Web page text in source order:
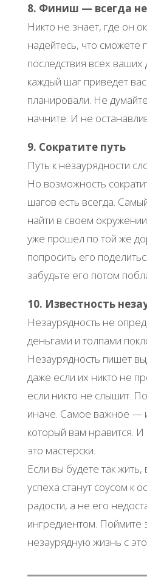
8. Финиш — всегда
Никто не знает, где он
надейтесь, что сможете
последствия всех ваших
каждый шаг приведет
планировали. Не
начните. И не
9. Сократите путь
Путь к незаурядности
Но возможность
шагов есть всегда.
найти в своем
уже прошел по той же
попросить его
забудьте его потом
10. Известность
Незаурядность не
деньгами и толпами
Незаурядность пишет
даже если их никто не
если никто не слышит.
иначе. Самое важное —
который вам нравится. И
это мастерски.
Если вы будете так
успеха станут соусом к
радости, а не его
ингредиентом. Поймите
незаурядную жизнь с